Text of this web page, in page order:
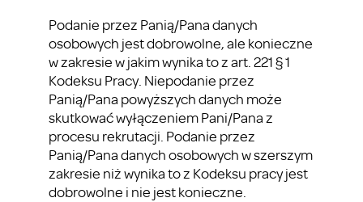
Podanie przez Panią/Pana danych
osobowych jest dobrowolne, ale konieczne
w zakresie w jakim wynika to z art. 221 § 1
Kodeksu Pracy. Niepodanie przez
Panią/Pana powyższych danych może
skutkować wyłączeniem Pani/Pana z
procesu rekrutacji. Podanie przez
Panią/Pana danych osobowych w szerszym
zakresie niż wynika to z Kodeksu pracy jest
dobrowolne i nie jest konieczne.